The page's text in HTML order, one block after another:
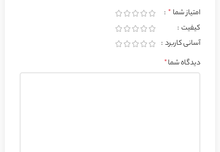
امتیاز شما *
کیفیت
آسانی کاربرد
دیدگاه شما*